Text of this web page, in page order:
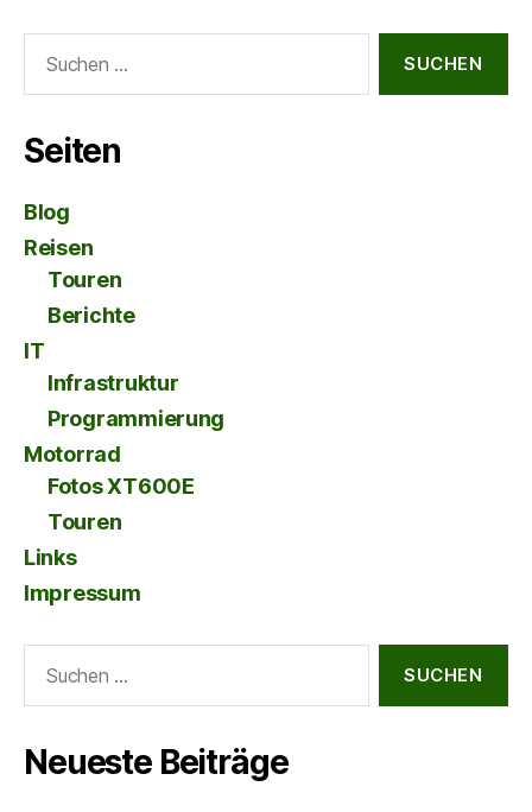
nach:
Seiten
Blog
Reisen
Touren
Berichte
IT
Infrastruktur
Programmierung
Motorrad
Fotos XT600E
Touren
Links
Impressum
nach:
Neueste Beiträge